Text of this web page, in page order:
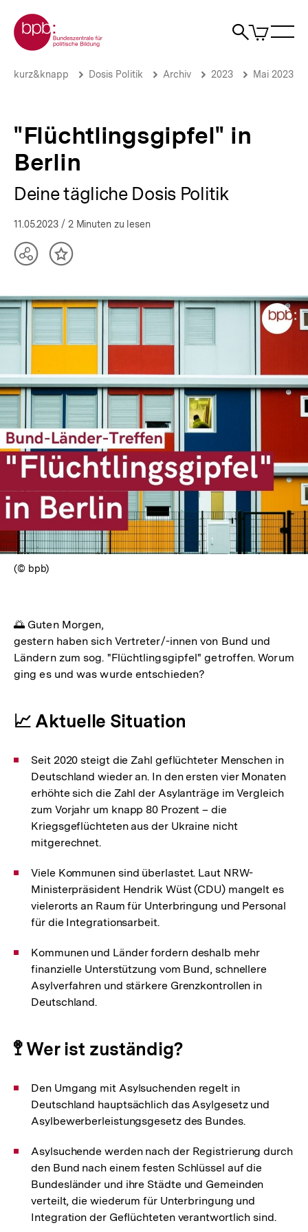
zum
Seiteninhalt
springen
Zur Startseite der bpb
Suche
Artikel
im
"Flüchtlingsgipfel"
Deine
tägliche
Dosis
Politik
bpb.de
Brotkrümelnavigation
Pfadnavigation
kurz&knapp Dosis Politik Archiv 2023 Mai 2023
"Flüchtlingsgipfel" in
Berlin
Deine tägliche Dosis Politik
11.05.2023 / 2 Minuten zu lesen
TeilenInhalt
(© bpb)
🌅 Guten Morgen,
gestern haben sich Vertreter/-innen von Bund und
Ländern zum sog. "Flüchtlingsgipfel" getroffen. Worum
ging es und was wurde entschieden?
📈 Aktuelle Situation
Seit 2020 steigt die Zahl geflüchteter Menschen in
Deutschland wieder an. In den ersten vier Monaten
erhöhte sich die Zahl der Asylanträge im Vergleich
zum Vorjahr um knapp 80 Prozent – die
Kriegsgeflüchteten aus der Ukraine nicht
mitgerechnet.
Viele Kommunen sind überlastet. Laut NRW-
Ministerpräsident Hendrik Wüst (CDU) mangelt es
vielerorts an Raum für Unterbringung und Personal
für die Integrationsarbeit.
Kommunen und Länder fordern deshalb mehr
finanzielle Unterstützung vom Bund, schnellere
Asylverfahren und stärkere Grenzkontrollen in
Deutschland.
🚏 Wer ist zuständig?
Den Umgang mit Asylsuchenden regelt in
Deutschland hauptsächlich das Asylgesetz und
Asylbewerberleistungsgesetz des Bundes.
Asylsuchende werden nach der Registrierung durch
den Bund nach einem festen Schlüssel auf die
Bundesländer und ihre Städte und Gemeinden
verteilt, die wiederum für Unterbringung und
Integration der Geflüchteten verantwortlich sind.